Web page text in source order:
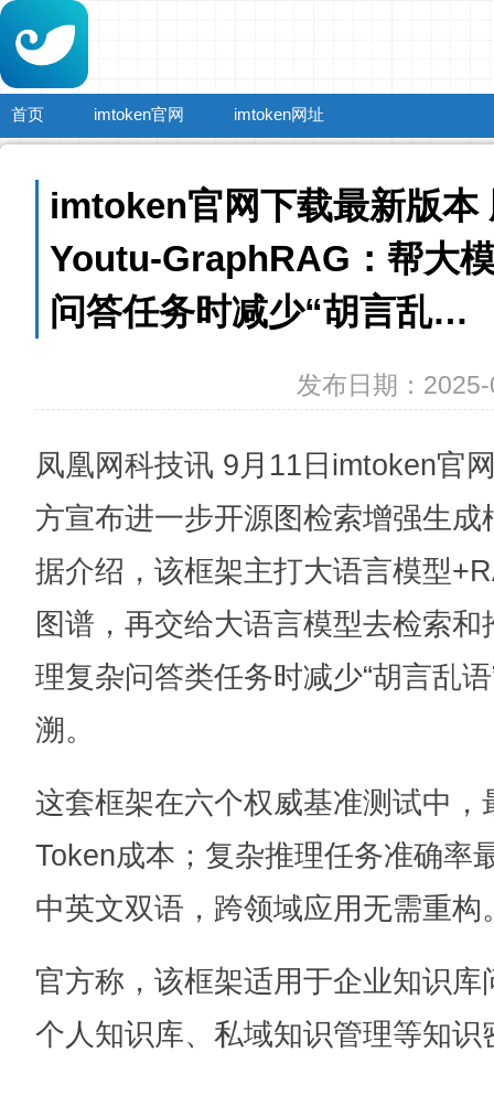
首页 imtoken官网 imtoken网址
imtoken官网下载最新版本
Youtu-GraphRAG：帮大
问答任务时减少“胡言乱…
发布日期：
凤凰网科技讯 9月11日imtoken官
方宣布进一步开源图检索增强生
据介绍，该框架主打大语言模型
图谱，再交给大语言模型去检索
理复杂问答类任务时减少“胡言乱
溯。
这套框架在六个权威基准测试中，
Token成本；复杂推理任务准确率
中英文双语，跨领域应用无需重构
官方称，该框架适用于企业知识
个人知识库、私域知识管理等知识